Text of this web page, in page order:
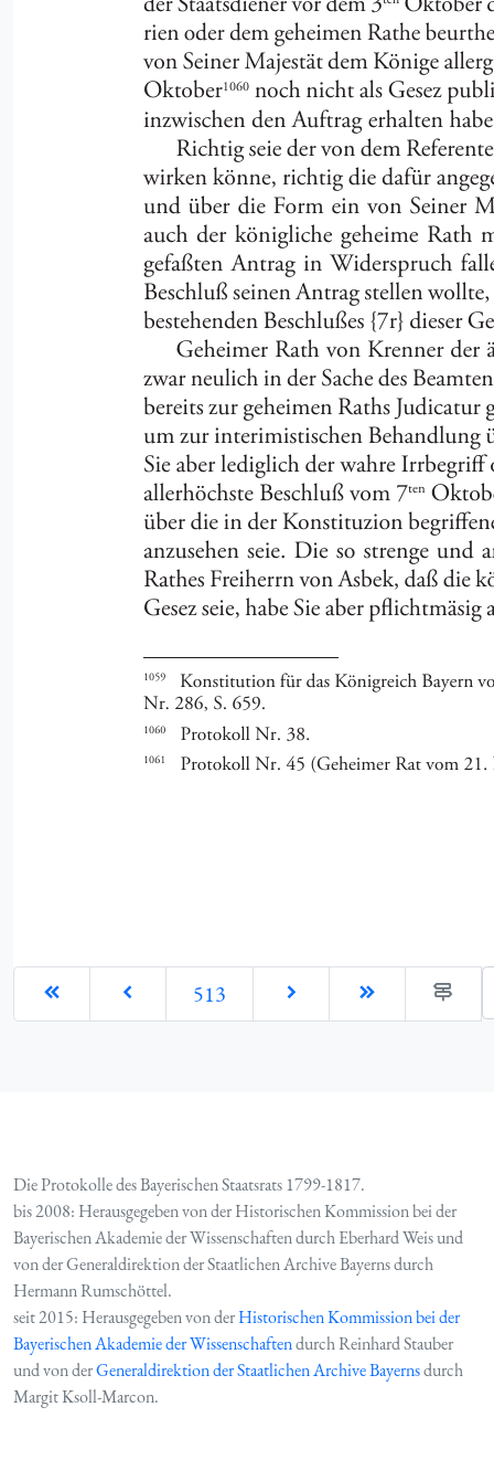
513
Die Protokolle des Bayerischen Staatsrats 1799-1817.
bis 2008: Herausgegeben von der Historischen Kommission bei der
Bayerischen Akademie der Wissenschaften durch Eberhard Weis und
von der Generaldirektion der Staatlichen Archive Bayerns durch
Hermann Rumschöttel.
seit 2015: Herausgegeben von derHistorischen Kommission bei der
Bayerischen Akademie der Wissenschaftendurch Reinhard Stauber
und von derGeneraldirektion der Staatlichen Archive Bayernsdurch
Margit Ksoll-Marcon.